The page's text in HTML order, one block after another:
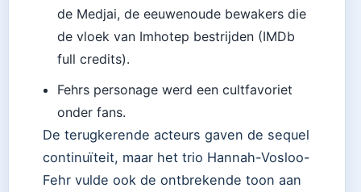
de Medjai, de eeuwenoude bewakers die
de vloek van Imhotep bestrijden (IMDb
full credits).
Fehrs personage werd een cultfavoriet
onder fans.
De terugkerende acteurs gaven de sequel
continuïteit, maar het trio Hannah-Vosloo-
Fehr vulde ook de ontbrekende toon aan